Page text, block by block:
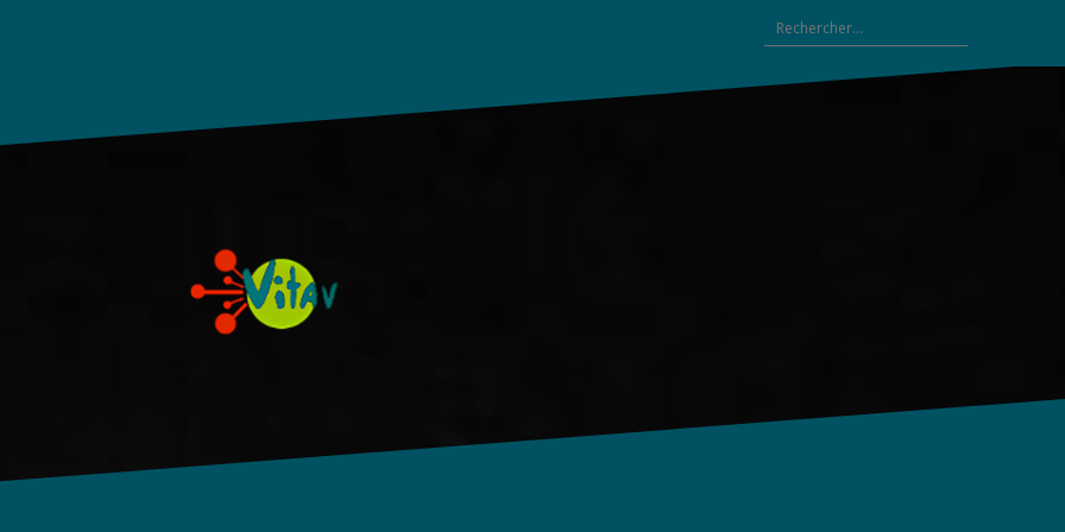
Rechercher :